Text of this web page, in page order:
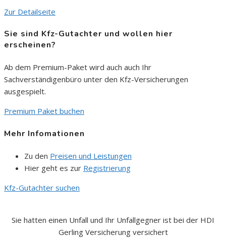
Zur Detailseite
Sie sind Kfz-Gutachter und wollen hier
erscheinen?
Ab dem Premium-Paket wird auch auch Ihr
Sachverständigenbüro unter den Kfz-Versicherungen
ausgespielt.
Premium Paket buchen
Mehr Infomationen
Zu den Preisen und Leistungen
Hier geht es zur Registrierung
Kfz-Gutachter suchen
Sie hatten einen Unfall und Ihr Unfallgegner ist bei der HDI
Gerling Versicherung versichert